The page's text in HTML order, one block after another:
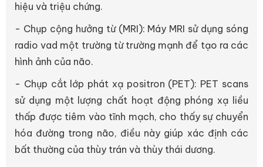
hiệu và triệu chứng.
- Chụp cộng hưởng từ (MRI): Máy MRI sử dụng sóng
radio vad một trường từ trường mạnh để tạo ra các
hình ảnh của não.
- Chụp cắt lớp phát xạ positron (PET): PET scans
sử dụng một lượng chất hoạt động phóng xạ liều
thấp được tiêm vào tĩnh mạch, cho thấy sự chuyển
hóa đường trong não, điều này giúp xác định các
bất thường của thùy trán và thùy thái dương.